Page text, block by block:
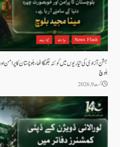
News Flash سیاست نیوز بیٹ
جشن آزادی کی تیاریوں میں کوئٹہ جگمگا اٹھا، بلوچستان کا پرامن
بلوچ
اگست 9, 2026